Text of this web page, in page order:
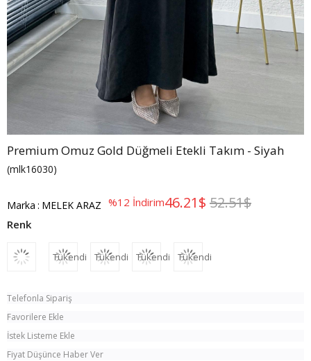
Premium Omuz Gold Düğmeli Etekli Takım - Siyah
(mlk16030)
Marka : MELEK ARAZ %12 İndirim 52.51$
46.21$
Tükendi Tükendi Tükendi Tükendi
Telefonla Sipariş
Favorilere Ekle
İstek Listeme Ekle
Fiyat Düşünce Haber Ver